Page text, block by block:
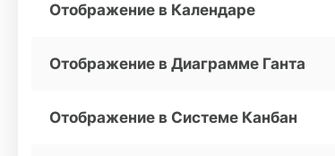
Отображение в Календаре
Отображение в Диаграмме Ганта
Отображение в Системе Канбан